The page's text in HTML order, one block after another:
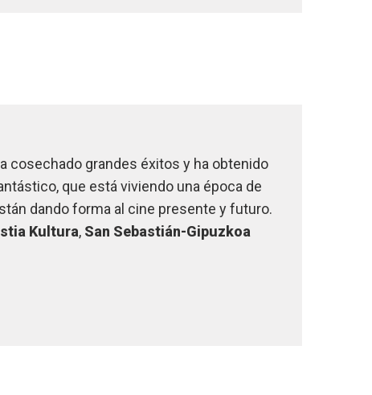
cosechado grandes éxitos y ha obtenido
que está viviendo una época de
dando forma al cine presente y futuro.
Kultura, San Sebastián-Gipuzkoa